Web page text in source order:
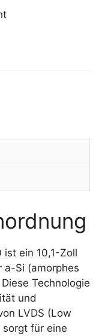
ist ein 10,1-Zoll
a-Si (amorphes
Technologie
und
LVDS (Low
für eine